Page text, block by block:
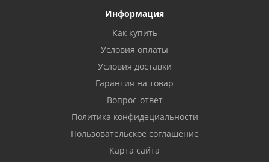
Информация
Как купить
Условия оплаты
Условия доставки
Гарантия на товар
Вопрос-ответ
Политика конфидециальности
Пользовательское соглашение
Карта сайта